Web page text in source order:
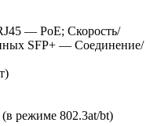
— PoE; Скорость/
SFP+ — Соединение/
режиме 802.3at/bt)